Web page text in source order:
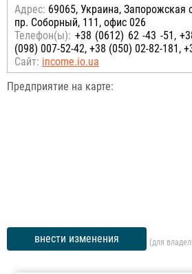
Адрес: 69065, Украина, Запорожская
пр. Соборный, 111, офис 026
Телефон(ы): +38 (0612) 62 -43 -51,
(098) 007-52-42, +38 (050) 02-82-181,
Сайт: income.io.ua
Предприятие на карте:
внести изменения (для